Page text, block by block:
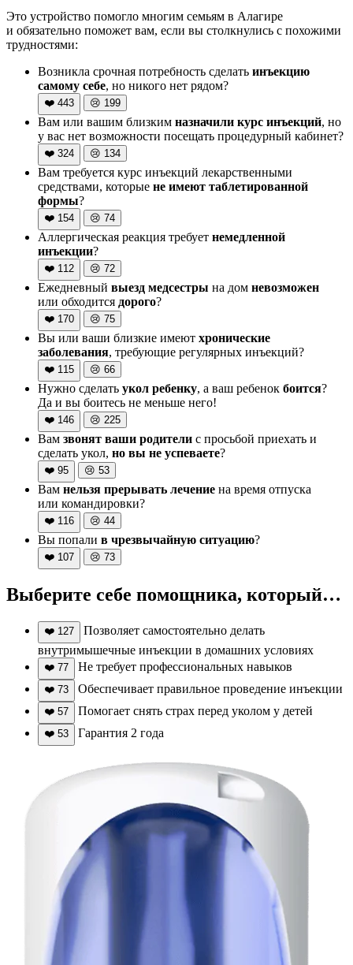
Это устройство помогло многим семьям в Алагире
и обязательно поможет вам, если вы столкнулись с похожими
трудностями:
Возникла срочная потребность сделать инъекцию
самому себе, но никого нет рядом?
❤️ 443 😢 199
Вам или вашим близким назначили курс инъекций, но
у вас нет возможности посещать процедурный кабинет?
❤️ 324 😢 134
Вам требуется курс инъекций лекарственными
средствами, которые не имеют таблетированной
формы?
❤️ 154 😢 74
Аллергическая реакция требует немедленной
инъекции?
❤️ 112 😢 72
Ежедневный выезд медсестры на дом невозможен
или обходится дорого?
❤️ 170 😢 75
Вы или ваши близкие имеют хронические
заболевания, требующие регулярных инъекций?
❤️ 115 😢 66
Нужно сделать укол ребенку, а ваш ребенок боится?
Да и вы боитесь не меньше него!
❤️ 146 😢 225
Вам звонят ваши родители с просьбой приехать и
сделать укол, но вы не успеваете?
❤️ 95 😢 53
Вам нельзя прерывать лечение на время отпуска
или командировки?
❤️ 116 😢 44
Вы попали в чрезвычайную ситуацию?
❤️ 107 😢 73
Выберите себе помощника, который…
❤️ 127
Позволяет самостоятельно делать
внутримышечные инъекции в домашних условиях
❤️ 77 Не требует профессиональных навыков
❤️ 73 Обеспечивает правильное проведение инъекции
❤️ 57 Помогает снять страх перед уколом у детей
❤️ 53 Гарантия 2 года